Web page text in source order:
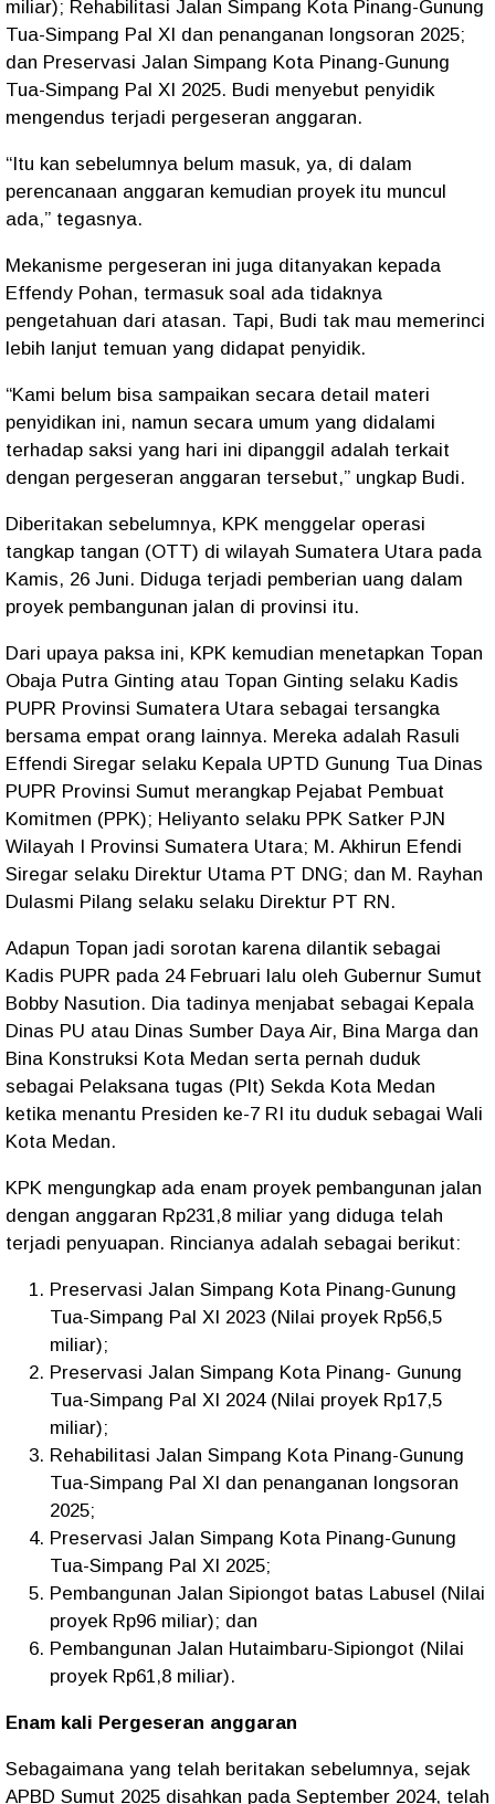
miliar); Rehabilitasi Jalan Simpang Kota Pinang-Gunung
Tua-Simpang Pal XI dan penanganan longsoran 2025;
dan Preservasi Jalan Simpang Kota Pinang-Gunung
Tua-Simpang Pal XI 2025. Budi menyebut penyidik
mengendus terjadi pergeseran anggaran.
“Itu kan sebelumnya belum masuk, ya, di dalam
perencanaan anggaran kemudian proyek itu muncul
ada,” tegasnya.
Mekanisme pergeseran ini juga ditanyakan kepada
Effendy Pohan, termasuk soal ada tidaknya
pengetahuan dari atasan. Tapi, Budi tak mau memerinci
lebih lanjut temuan yang didapat penyidik.
“Kami belum bisa sampaikan secara detail materi
penyidikan ini, namun secara umum yang didalami
terhadap saksi yang hari ini dipanggil adalah terkait
dengan pergeseran anggaran tersebut,” ungkap Budi.
Diberitakan sebelumnya, KPK menggelar operasi
tangkap tangan (OTT) di wilayah Sumatera Utara pada
Kamis, 26 Juni. Diduga terjadi pemberian uang dalam
proyek pembangunan jalan di provinsi itu.
Dari upaya paksa ini, KPK kemudian menetapkan Topan
Obaja Putra Ginting atau Topan Ginting selaku Kadis
PUPR Provinsi Sumatera Utara sebagai tersangka
bersama empat orang lainnya. Mereka adalah Rasuli
Effendi Siregar selaku Kepala UPTD Gunung Tua Dinas
PUPR Provinsi Sumut merangkap Pejabat Pembuat
Komitmen (PPK); Heliyanto selaku PPK Satker PJN
Wilayah I Provinsi Sumatera Utara; M. Akhirun Efendi
Siregar selaku Direktur Utama PT DNG; dan M. Rayhan
Dulasmi Pilang selaku selaku Direktur PT RN.
Adapun Topan jadi sorotan karena dilantik sebagai
Kadis PUPR pada 24 Februari lalu oleh Gubernur Sumut
Bobby Nasution. Dia tadinya menjabat sebagai Kepala
Dinas PU atau Dinas Sumber Daya Air, Bina Marga dan
Bina Konstruksi Kota Medan serta pernah duduk
sebagai Pelaksana tugas (Plt) Sekda Kota Medan
ketika menantu Presiden ke-7 RI itu duduk sebagai Wali
Kota Medan.
KPK mengungkap ada enam proyek pembangunan jalan
dengan anggaran Rp231,8 miliar yang diduga telah
terjadi penyuapan. Rincianya adalah sebagai berikut:
Preservasi Jalan Simpang Kota Pinang-Gunung
Tua-Simpang Pal XI 2023 (Nilai proyek Rp56,5
miliar);
Preservasi Jalan Simpang Kota Pinang- Gunung
Tua-Simpang Pal XI 2024 (Nilai proyek Rp17,5
miliar);
Rehabilitasi Jalan Simpang Kota Pinang-Gunung
Tua-Simpang Pal XI dan penanganan longsoran
2025;
Preservasi Jalan Simpang Kota Pinang-Gunung
Tua-Simpang Pal XI 2025;
Pembangunan Jalan Sipiongot batas Labusel (Nilai
proyek Rp96 miliar); dan
Pembangunan Jalan Hutaimbaru-Sipiongot (Nilai
proyek Rp61,8 miliar).
Enam kali Pergeseran anggaran
Sebagaimana yang telah beritakan sebelumnya, sejak
APBD Sumut 2025 disahkan pada September 2024, telah